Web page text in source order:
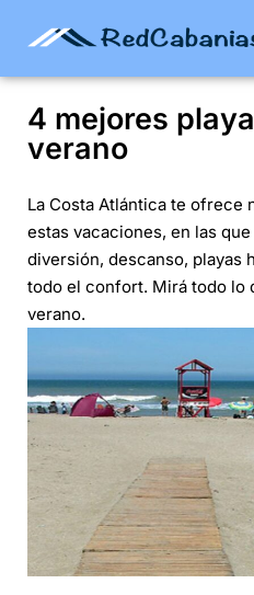
4 mejores
verano
La Costa Atlántica te ofrece
estas vacaciones, en las
diversión, descanso, playas
todo el confort. Mirá todo lo
verano.